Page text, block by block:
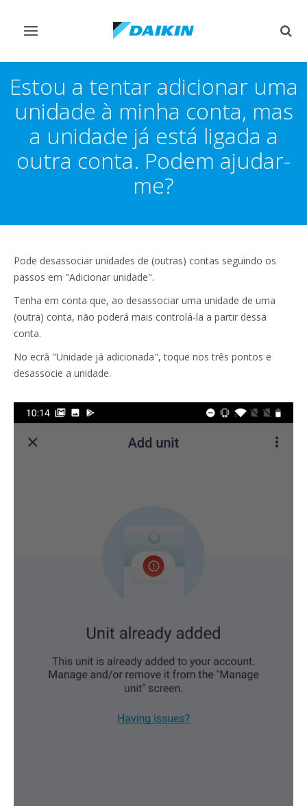
Comutar
Estou a tentar adicionar uma
unidade à minha conta, mas
a unidade já está ligada a
outra conta. Podem ajudar-
me?
Pode desassociar unidades de (outras) contas seguindo os
passos em "Adicionar unidade".
Tenha em conta que, ao desassociar uma unidade de uma
(outra) conta, não poderá mais controlá-la a partir dessa
conta.
No ecrã "Unidade já adicionada", toque nos três pontos e
desassocie a unidade.